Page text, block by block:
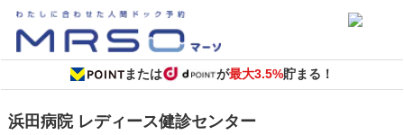
または が最大3.5%貯まる！
浜田病院 レディース健診センター